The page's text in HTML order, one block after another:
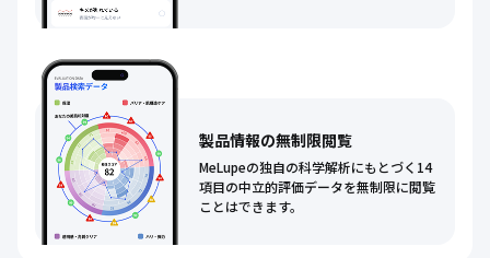
製品情報の無制限閲覧
MeLupeの独自の科学解析にもとづく14
項目の中立的評価データを無制限に閲覧
ことはできます。